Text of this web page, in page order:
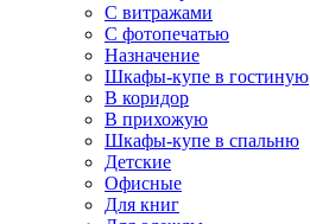
С витражами
С фотопечатью
Назначение
Шкафы-купе в гостиную
В коридор
В прихожую
Шкафы-купе в спальню
Детские
Офисные
Для книг